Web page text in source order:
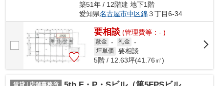
築51年 / 12階建 地下1階
愛知県名古屋市中区錦３丁目6-34
要相談 (管理費等：- )
敷金 - 礼金 -
坪単価
要相談
5階 / 12.63坪(41.76㎡)